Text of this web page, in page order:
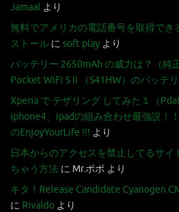
Jamaal より
無料でアメリカの電話番号を取得で
ストール に soft play より
バッテリー 2650mAh の威力は？（純
Pocket WiFi S II （S41HW）のバッテ
Xperia で テザリング してみた１（
iphone4、ipadの組み合わせ最強説！！
のEnjoyYourLife !!! より
日本からのアクセスを禁止してるサイ
ちゃう方法 に Mr.ポポ より
キタ！Release Candidate Cyanogen
に Rivaldo より